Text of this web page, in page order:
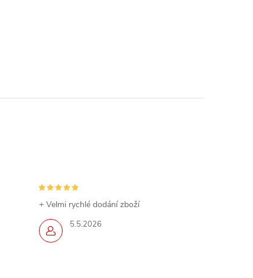
5.5.2026
+ Velmi rychlé dodání zboží